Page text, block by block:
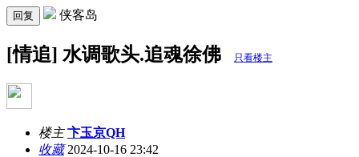
回复 侠客岛
[情追] 水调歌头.追魂徐佛 只看楼主
楼主 卞玉京QH
收藏2024-10-16 23:42